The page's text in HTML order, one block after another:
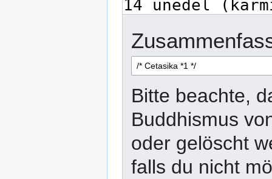
Bitte beachte,
Buddhismus
oder gelöscht
falls du nicht